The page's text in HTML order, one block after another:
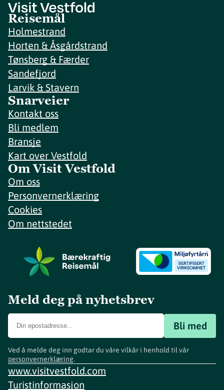
Reisemål
Holmestrand
Horten & Åsgårdstrand
Tønsberg & Færder
Sandefjord
Larvik & Stavern
Snarveier
Kontakt oss
Bli medlem
Bransje
Kart over Vestfold
Om Visit Vestfold
Om oss
Personvernerklæring
Cookies
Om nettstedet
Meld deg på nyhetsbrev
Bli med
Ved å melde deg inn godtar du våre vilkår i henhold til vår
personvernerklæring.
www.visitvestfold.com
Turistinformasjon